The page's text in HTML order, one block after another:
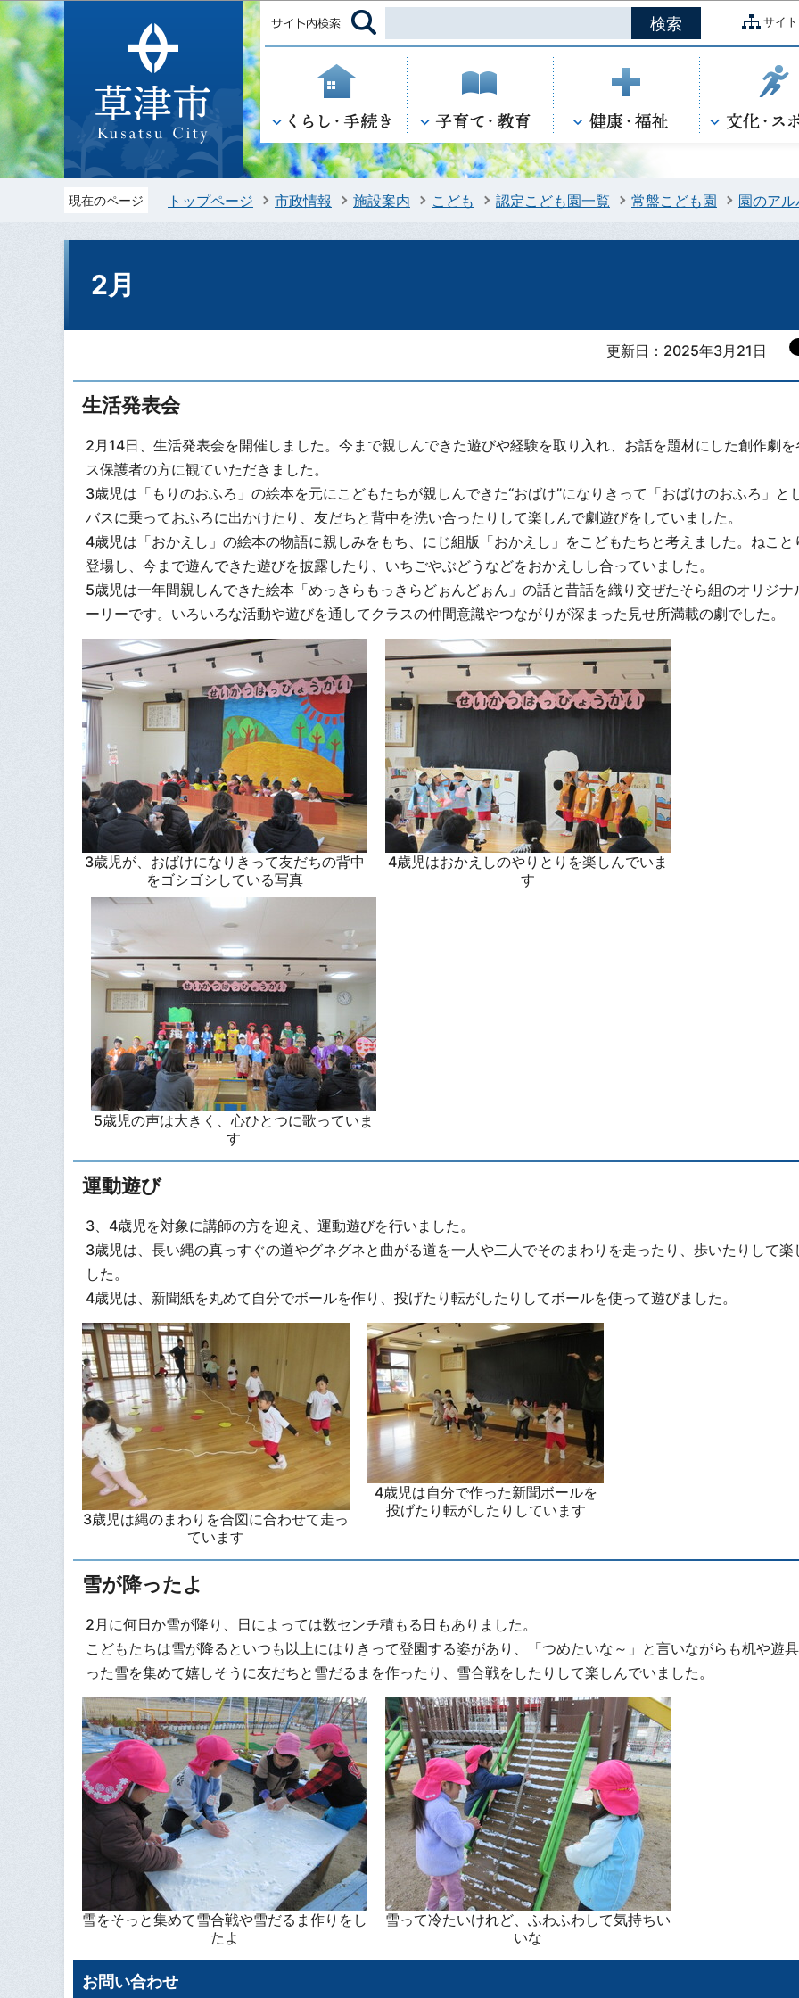
このページの本文へ移動
サイ
現在のページ トップページ 市政情報 施設案内 こども 認定こども園一覧 常盤こども園 園のア
2月
更新日：2025年3月21日
生活発表会
2月14日、生活発表会を開催しました。今まで親しんできた遊びや経験を取り入れ、お話を題材にした創作劇を
ス保護者の方に観ていただきました。
3歳児は「もりのおふろ」の絵本を元にこどもたちが親しんできた“おばけ”になりきって「おばけのおふろ」と
バスに乗っておふろに出かけたり、友だちと背中を洗い合ったりして楽しんで劇遊びをしていました。
4歳児は「おかえし」の絵本の物語に親しみをもち、にじ組版「おかえし」をこどもたちと考えました。ねこと
登場し、今まで遊んできた遊びを披露したり、いちごやぶどうなどをおかえしし合っていました。
5歳児は一年間親しんできた絵本「めっきらもっきらどぉんどぉん」の話と昔話を織り交ぜたそら組のオリジナ
ーリーです。いろいろな活動や遊びを通してクラスの仲間意識やつながりが深まった見せ所満載の劇でした。
3歳児が、おばけになりきって友だちの背中
をゴシゴシしている写真
4歳児はおかえしのやりとりを楽しんでいま
す
5歳児の声は大きく、心ひとつに歌っていま
す
運動遊び
3、4歳児を対象に講師の方を迎え、運動遊びを行いました。
3歳児は、長い縄の真っすぐの道やグネグネと曲がる道を一人や二人でそのまわりを走ったり、歩いたりして楽
した。
4歳児は、新聞紙を丸めて自分でボールを作り、投げたり転がしたりしてボールを使って遊びました。
3歳児は縄のまわりを合図に合わせて走っ
ています
4歳児は自分で作った新聞ボールを
投げたり転がしたりしています
雪が降ったよ
2月に何日か雪が降り、日によっては数センチ積もる日もありました。
こどもたちは雪が降るといつも以上にはりきって登園する姿があり、「つめたいな～」と言いながらも机や遊
った雪を集めて嬉しそうに友だちと雪だるまを作ったり、雪合戦をしたりして楽しんでいました。
雪をそっと集めて雪合戦や雪だるま作りをし
たよ
雪って冷たいけれど、ふわふわして気持ちい
いな
お問い合わせ